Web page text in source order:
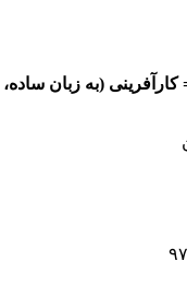
(به زبان
۲